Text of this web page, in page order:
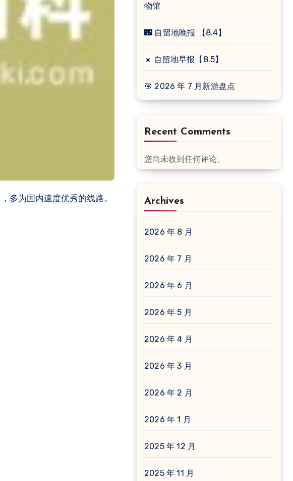
物馆
🌃 自留地晚报 【8.4】
☀️ 自留地早报【8.5】
🎯 2026 年 7 月新游盘点
Recent Comments
您尚未收到任何评论。
Archives
2026 年 8 月
2026 年 7 月
2026 年 6 月
2026 年 5 月
2026 年 4 月
2026 年 3 月
2026 年 2 月
2026 年 1 月
2025 年 12 月
2025 年 11 月